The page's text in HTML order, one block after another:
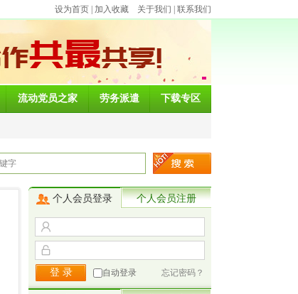
设为首页 加入收藏 关于我们 联系我们
流动党员之家 劳务派遣 下载专区
个人会员登录 个人会员注册
自动登录 忘记密码？